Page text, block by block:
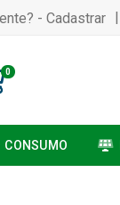
- Cadastrar |
0
CONSUMO